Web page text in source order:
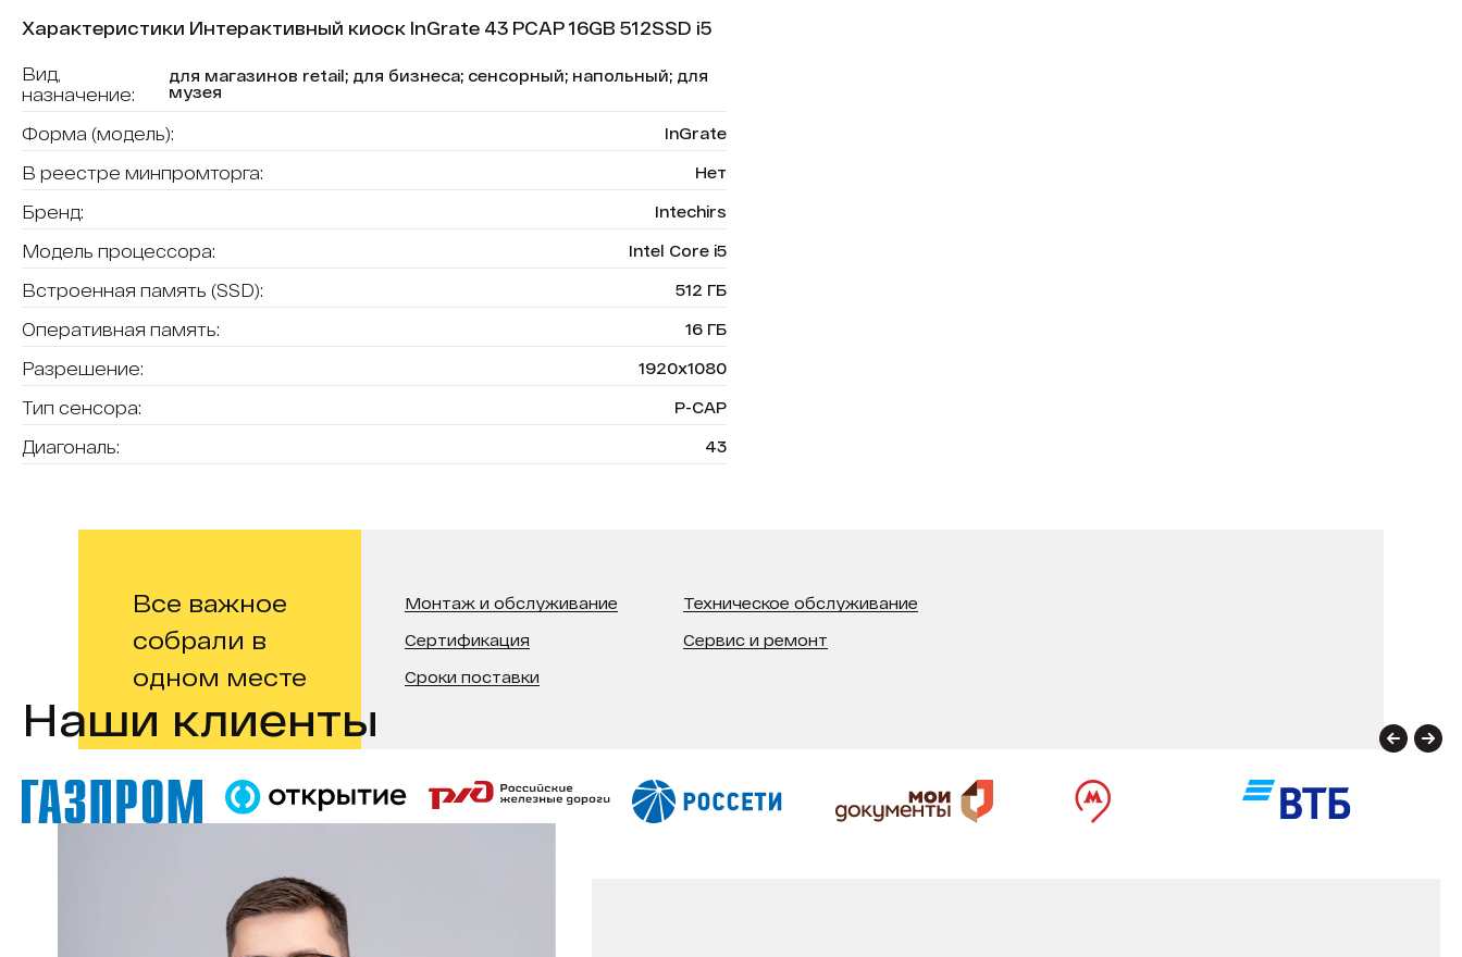
Характеристики Интерактивный киоск InGrate 43 PCAP 16GB 512SSD i5
Вид,
назначение:
для магазинов retail; для бизнеса; сенсорный; напольный; для
музея
Форма (модель): InGrate
В реестре минпромторга: Нет
Бренд: Intechirs
Модель процессора: Intel Core i5
Встроенная память (SSD): 512 ГБ
Оперативная память: 16 ГБ
Разрешение: 1920х1080
Тип сенсора: P-CAP
Диагональ: 43
Все важное
собрали в
одном месте
Монтаж и обслуживание
Сертификация
Сроки поставки
Техническое обслуживание
Сервис и ремонт
Наши клиенты